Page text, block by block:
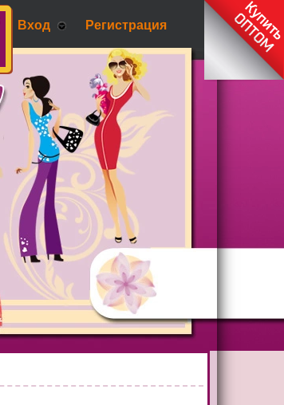
Вход Регистрация